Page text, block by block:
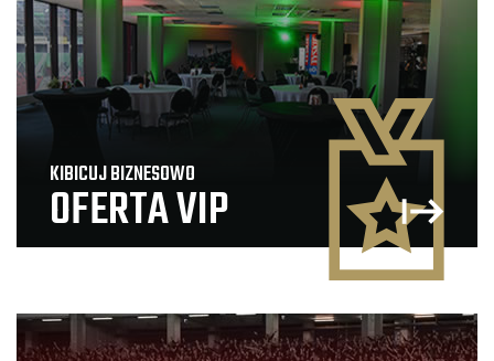
KIBICUJ BIZNESOWO
OFERTA VIP